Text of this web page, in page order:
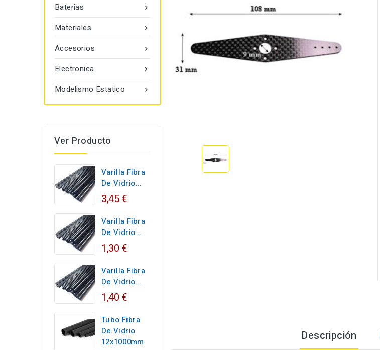

Baterias

Materiales

Accesorios

Electronica

Modelismo Estatico
Ver Producto
Varilla Fibra
De Vidrio...
3,45 €
Varilla Fibra
De Vidrio...
1,30 €
Varilla Fibra
De Vidrio...
1,40 €
Tubo Fibra
De Vidrio
12x1000mm
Descripción